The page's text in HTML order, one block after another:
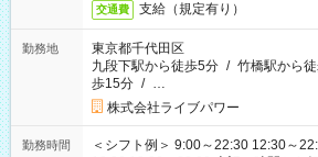
交通費 支給（規定有り）
勤務地
東京都千代田区
九段下駅から徒歩5分 / 竹橋駅から
歩15分 / …
株式会社ライブパワー
勤務時間
＜シフト例＞ 9:00～22:30 12:30～